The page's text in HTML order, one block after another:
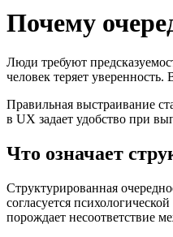
Почему
Люди требуют
человек теряет уверенность.
Правильная выстраивание
в UX задает удобство при
Что означает
Структурированная
согласуется
порождает несоответствие